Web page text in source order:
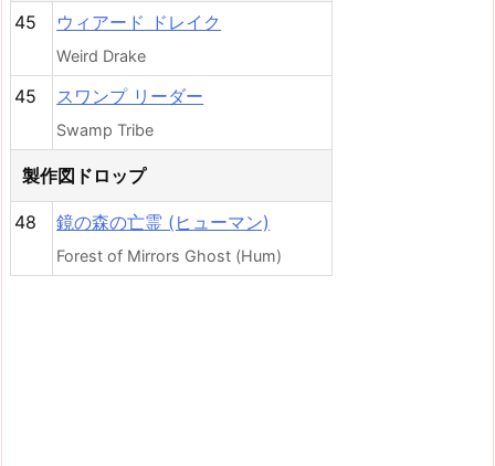
45 ウィアード ドレイク
Weird Drake
45 スワンプ リーダー
Swamp Tribe
製作図ドロップ
48 鏡の森の亡霊 (ヒューマン)
Forest of Mirrors Ghost (Hum)